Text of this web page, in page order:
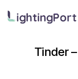
Tinder